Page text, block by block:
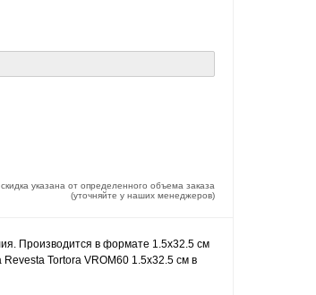
указана от определенного объема заказа
(уточняйте у наших менеджеров)
Производится в формате 1.5x32.5 см
Tortora VROM60 1.5x32.5 см в